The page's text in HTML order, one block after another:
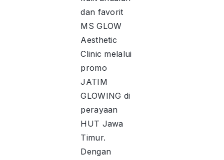
dan favorit
MS GLOW
Aesthetic
Clinic melalui
promo
JATIM
GLOWING di
perayaan
HUT Jawa
Timur.
Dengan